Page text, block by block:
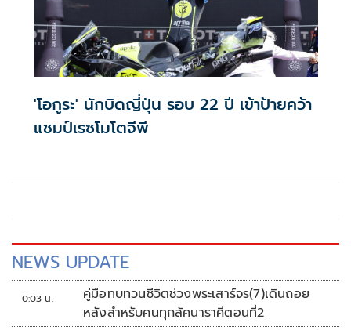
'โอกูระ' นักบิดญี่ปุ่น รอบ 22 ปี เข้าป้ายคว้า
แชมป์เรซโมโตจีพี
NEWS UPDATE
0:03 น.
คู่มือทบทวนชีวิตช่วงพระเสาร์จร(7)เดินถอย
หลังสำหรับคนทุกลัคนาราศีตอนที่2